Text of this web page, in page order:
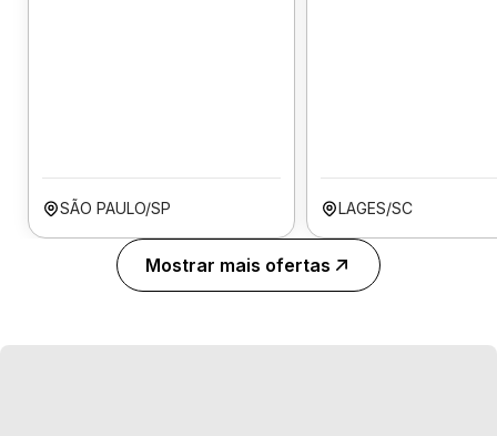
SÃO PAULO/SP LAGES/SC
Mostrar mais ofertas